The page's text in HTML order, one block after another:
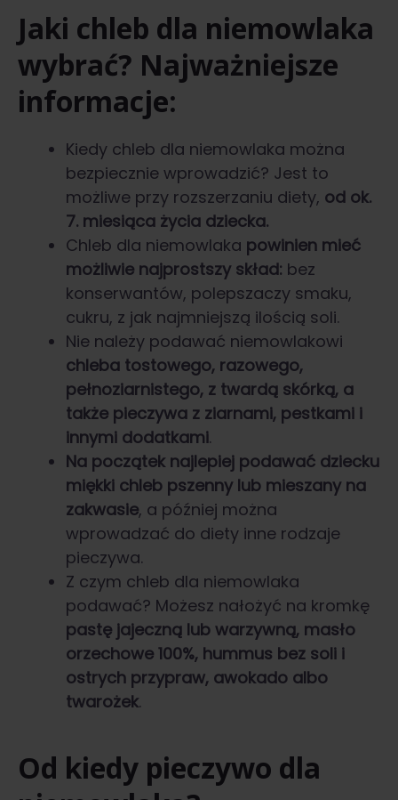
Jaki chleb dla niemowlaka
wybrać? Najważniejsze
informacje:
Kiedy chleb dla niemowlaka można
bezpiecznie wprowadzić? Jest to
możliwe przy rozszerzaniu diety, od ok.
7. miesiąca życia dziecka.
Chleb dla niemowlaka powinien mieć
możliwie najprostszy skład: bez
konserwantów, polepszaczy smaku,
cukru, z jak najmniejszą ilością soli.
Nie należy podawać niemowlakowi
chleba tostowego, razowego,
pełnoziarnistego, z twardą skórką, a
także pieczywa z ziarnami, pestkami i
innymi dodatkami.
Na początek najlepiej podawać dziecku
miękki chleb pszenny lub mieszany na
zakwasie, a później można
wprowadzać do diety inne rodzaje
pieczywa.
Z czym chleb dla niemowlaka
podawać? Możesz nałożyć na kromkę
pastę jajeczną lub warzywną, masło
orzechowe 100%, hummus bez soli i
ostrych przypraw, awokado albo
twarożek.
Od kiedy pieczywo dla